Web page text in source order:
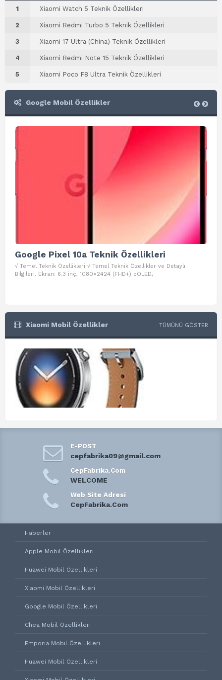
1 Xiaomi Watch 5 Teknik Özellikleri
2 Xiaomi Redmi Turbo 5 Teknik Özellikleri
3 Xiaomi 17 Ultra (China) Teknik Özellikleri
4 Xiaomi Redmi Note 15 Teknik Özellikleri
5 Xiaomi Poco F8 Ultra Teknik Özellikleri
Google Mobil Özellikler
Google Pixel 10a Teknik Özellikleri
√ Temel Teknik Özellikleri √ Temel Teknik Özellikler ve Detaylı
Bilgileri. Ekran: 6.3 inç, 1080×2424 (FHD+) pOLED,
Xiaomi Mobil Özellikler TÜMÜNÜ GÖSTER
E-POST
cepfabrika09@gmail.com
CepFabrika.Com
WELCOME
Web Site Adresi
CepFabrika.Com
Haberler
Apple Mobil Özellikleri
Huawei Mobil Özellikleri
Xiaomi Mobil Özellikleri
Google Mobil Özellikleri
Chea Mobil Özellikleri
Emporia Mobil Özellikleri
Huawei Mobil Özellikleri